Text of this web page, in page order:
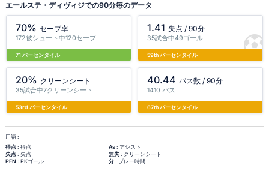
エールステ・ディヴィジでの90分毎のデータ
70% セーブ率
172被シュート中120セーブ
71 パーセンタイル
1.41 失点 / 90分
35試合中49ゴール
59th パーセンタイル
20% クリーンシート
35試合中7クリーンシート
53rd パーセンタイル
40.44 パス数 / 90分
1410 パス
67th パーセンタイル
用語 :
得点: 得点 As: アシスト
失点: 失点 無失: クリーンシート
PEN : PKゴール 分: プレー時間